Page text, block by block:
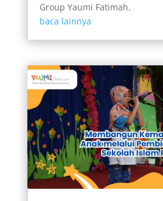
Group Yaumi Fatimah.
baca lainnya